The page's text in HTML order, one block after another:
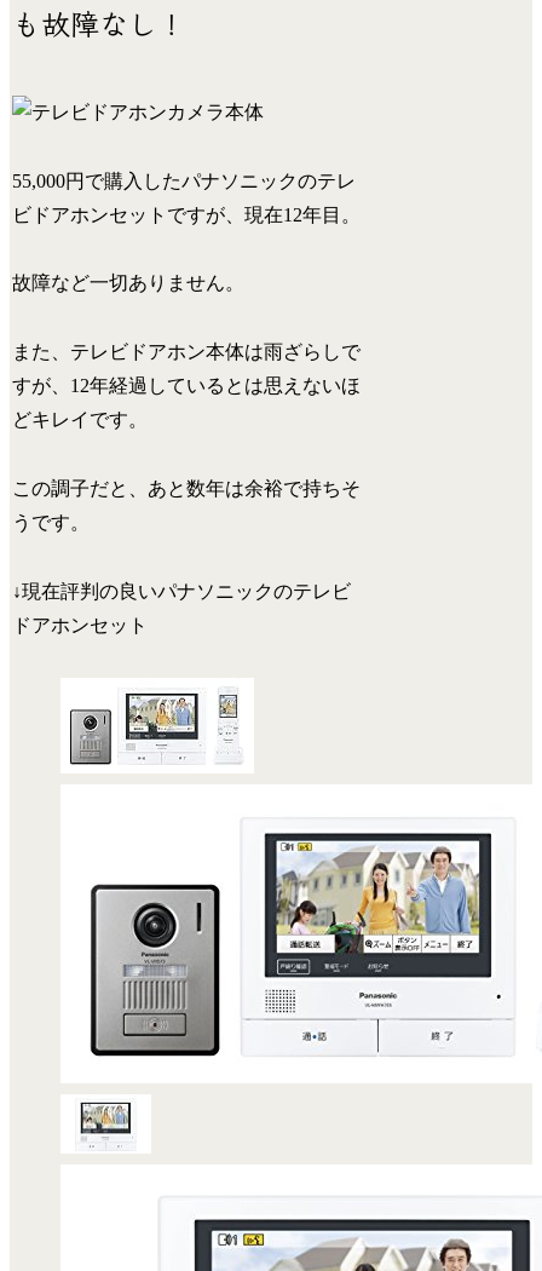
も故障なし！
55,000円で購入したパナソニックのテレ
ビドアホンセットですが、現在12年目。
故障など一切ありません。
また、テレビドアホン本体は雨ざらしで
すが、12年経過しているとは思えないほ
どキレイです。
この調子だと、あと数年は余裕で持ちそ
うです。
↓現在評判の良いパナソニックのテレビ
ドアホンセット